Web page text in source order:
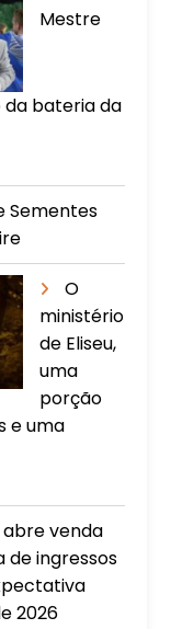
Mestre
bateria da
Sementes
O
ministério
de Eliseu,
uma
porção
e uma
abre venda
de ingressos
2026